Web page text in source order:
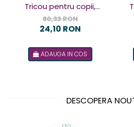
Tricou pentru copii,
design Terorist
80,33 RON
24,10 RON
ADAUGA IN COS
DESCOPERA